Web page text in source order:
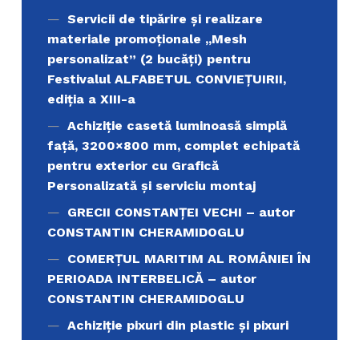
Servicii de tipărire şi realizare
materiale promoţionale ,,Mesh
personalizat” (2 bucăți) pentru
Festivalul ALFABETUL CONVIEŢUIRII,
ediţia a XIII-a
Achiziție casetă luminoasă simplă
față, 3200×800 mm, complet echipată
pentru exterior cu Grafică
Personalizată și serviciu montaj
GRECII CONSTANȚEI VECHI – autor
CONSTANTIN CHERAMIDOGLU
COMERŢUL MARITIM AL ROMÂNIEI ÎN
PERIOADA INTERBELICĂ – autor
CONSTANTIN CHERAMIDOGLU
Achiziţie pixuri din plastic și pixuri